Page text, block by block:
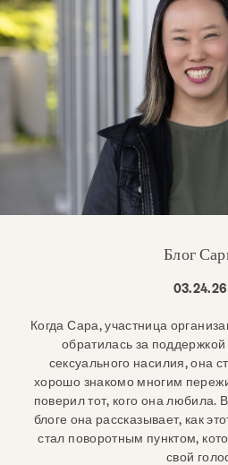
Блог
03.24.26
Когда Сара, участница
обратилась за
сексуального насилия, она
хорошо знакомо многим
поверил тот, кого она любила.
блоге она рассказывает, как
стал поворотным пунктом,
свой